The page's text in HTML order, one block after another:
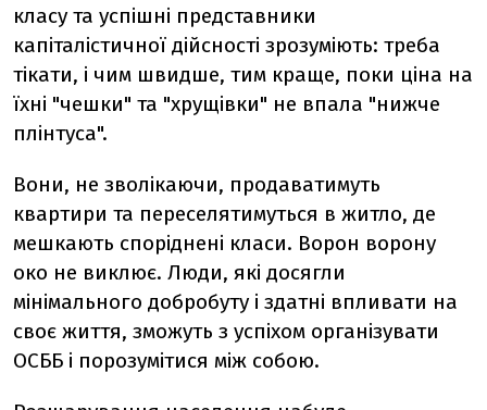
класу та успішні представники
капіталістичної дійсності зрозуміють: треба
тікати, і чим швидше, тим краще, поки ціна на
їхні "чешки" та "хрущівки" не впала "нижче
плінтуса".
Вони, не зволікаючи, продаватимуть
квартири та переселятимуться в житло, де
мешкають споріднені класи. Ворон ворону
око не виклює. Люди, які досягли
мінімального добробуту і здатні впливати на
своє життя, зможуть з успіхом організувати
ОСББ і порозумітися між собою.